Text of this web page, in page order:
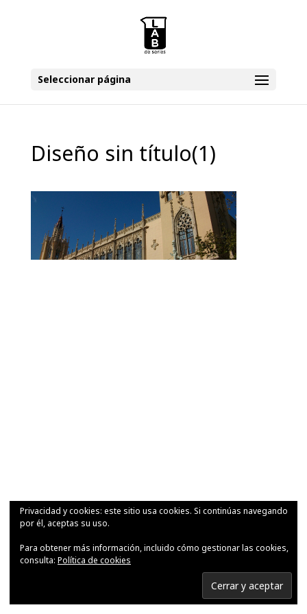
Seleccionar página
Diseño sin título(1)
Privacidad y cookies: este sitio usa cookies. Si continúas navegando
por él, aceptas su uso.
Para obtener más información, incluido cómo gestionar las cookies,
consulta: Política de cookies